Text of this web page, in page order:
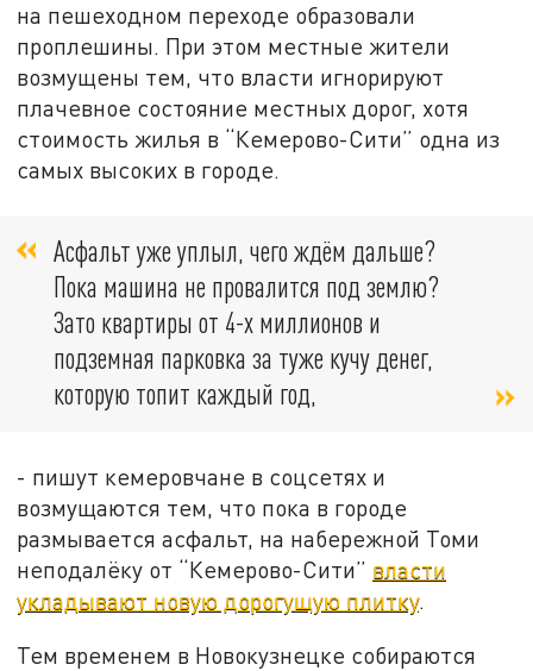
на пешеходном переходе образовали
проплешины. При этом местные жители
возмущены тем, что власти игнорируют
плачевное состояние местных дорог, хотя
стоимость жилья в “Кемерово-Сити” одна из
самых высоких в городе.
Асфальт уже уплыл, чего ждём дальше?
Пока машина не провалится под землю?
Зато квартиры от 4-х миллионов и
подземная парковка за туже кучу денег,
которую топит каждый год,
- пишут кемеровчане в соцсетях и
возмущаются тем, что пока в городе
размывается асфальт, на набережной Томи
неподалёку от “Кемерово-Сити” власти
укладывают новую дорогущую плитку.
Тем временем в Новокузнецке собираются